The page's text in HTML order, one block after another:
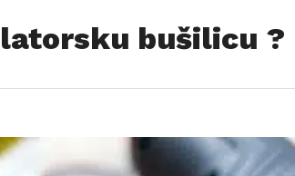
bušilicu ?